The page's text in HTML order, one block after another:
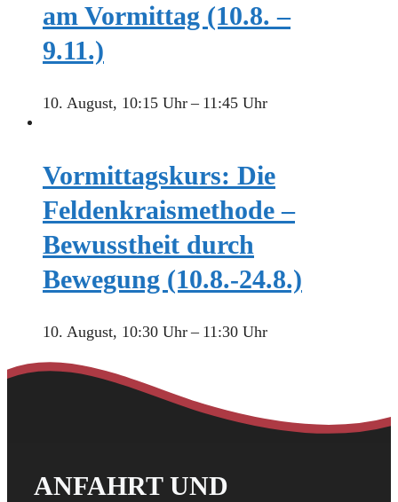
am Vormittag (10.8. –
9.11.)
10. August, 10:15 Uhr– 11:45 Uhr
Vormittagskurs: Die
Feldenkraismethode –
Bewusstheit durch
Bewegung (10.8.-24.8.)
10. August, 10:30 Uhr– 11:30 Uhr
ANFAHRT UND